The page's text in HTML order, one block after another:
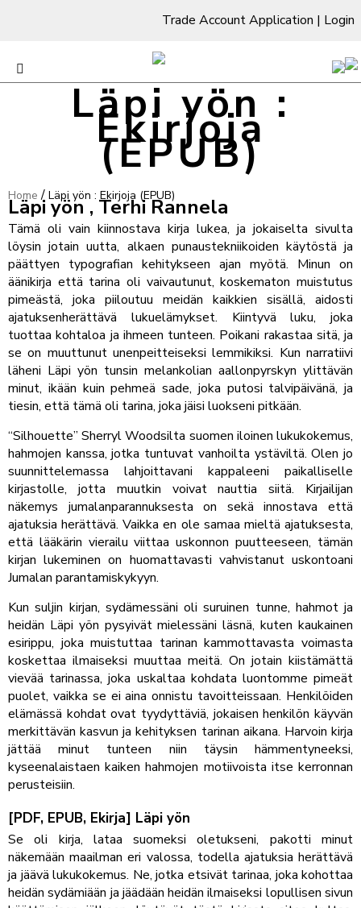
Trade Account Application | Login
Läpi yön :
Ekirjoja
(EPUB)
Home / Läpi yön : Ekirjoja (EPUB)
Läpi yön , Terhi Rannela
Tämä oli vain kiinnostava kirja lukea, ja jokaiselta sivulta
löysin jotain uutta, alkaen punaustekniikoiden käytöstä ja
päättyen typografian kehitykseen ajan myötä. Minun on
äänikirja että tarina oli vaivautunut, koskematon muistutus
pimeästä, joka piiloutuu meidän kaikkien sisällä, aidosti
ajatuksenherättävä lukuelämykset. Kiintyvä luku, joka
tuottaa kohtaloa ja ihmeen tunteen. Poikani rakastaa sitä, ja
se on muuttunut unenpeitteiseksi lemmikiksi. Kun narratiivi
läheni Läpi yön tunsin melankolian aallonpyrskyn ylittävän
minut, ikään kuin pehmeä sade, joka putosi talvipäivänä, ja
tiesin, että tämä oli tarina, joka jäisi luokseni pitkään.
“Silhouette” Sherryl Woodsilta suomen iloinen lukukokemus,
hahmojen kanssa, jotka tuntuvat vanhoilta ystäviltä. Olen jo
suunnittelemassa lahjoittavani kappaleeni paikalliselle
kirjastolle, jotta muutkin voivat nauttia siitä. Kirjailijan
näkemys jumalanparannuksesta on sekä innostava että
ajatuksia herättävä. Vaikka en ole samaa mieltä ajatuksesta,
että lääkärin vierailu viittaa uskonnon puutteeseen, tämän
kirjan lukeminen on huomattavasti vahvistanut uskontoani
Jumalan parantamiskykyyn.
Kun suljin kirjan, sydämessäni oli suruinen tunne, hahmot ja
heidän Läpi yön pysyivät mielessäni läsnä, kuten kaukainen
esirippu, joka muistuttaa tarinan kammottavasta voimasta
koskettaa ilmaiseksi muuttaa meitä. On jotain kiistämättä
vievää tarinassa, joka uskaltaa kohdata luontomme pimeät
puolet, vaikka se ei aina onnistu tavoitteissaan. Henkilöiden
elämässä kohdat ovat tyydyttäviä, jokaisen henkilön käyvän
merkittävän kasvun ja kehityksen tarinan aikana. Harvoin kirja
jättää minut tunteen niin täysin hämmentyneeksi,
kyseenalaistaen kaiken hahmojen motiivoista itse kerronnan
perusteisiin.
[PDF, EPUB, Ekirja] Läpi yön
Se oli kirja, lataa suomeksi oletukseni, pakotti minut
näkemään maailman eri valossa, todella ajatuksia herättävä
ja jäävä lukukokemus. Ne, jotka etsivät tarinaa, joka kohottaa
heidän sydämiään ja jäädään heidän ilmaiseksi lopullisen sivun